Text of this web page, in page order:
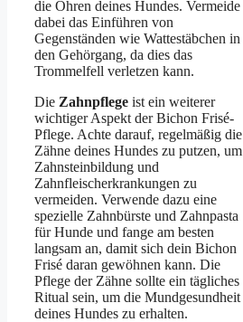
die Ohren deines Hundes. Vermeide
dabei das Einführen von
Gegenständen wie Wattestäbchen in
den Gehörgang, da dies das
Trommelfell verletzen kann.
Die Zahnpflege ist ein weiterer
wichtiger Aspekt der Bichon Frisé-
Pflege. Achte darauf, regelmäßig die
Zähne deines Hundes zu putzen, um
Zahnsteinbildung und
Zahnfleischerkrankungen zu
vermeiden. Verwende dazu eine
spezielle Zahnbürste und Zahnpasta
für Hunde und fange am besten
langsam an, damit sich dein Bichon
Frisé daran gewöhnen kann. Die
Pflege der Zähne sollte ein tägliches
Ritual sein, um die Mundgesundheit
deines Hundes zu erhalten.